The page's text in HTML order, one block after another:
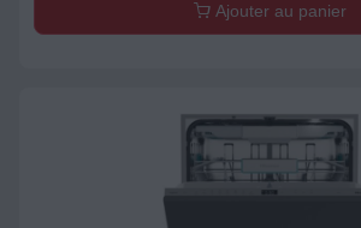
Ajouter au panier